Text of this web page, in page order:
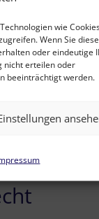
wie
Wenn Sie
oder eindeutige
nicht erteilen oder
beeinträchtigt werden.